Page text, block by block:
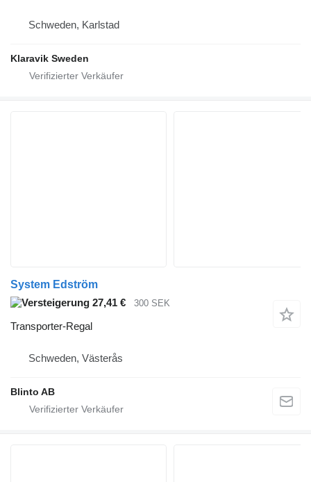
Schweden, Karlstad
Klaravik Sweden
System Edström
27,41 €
300 SEK
Transporter-Regal
Schweden, Västerås
Blinto AB